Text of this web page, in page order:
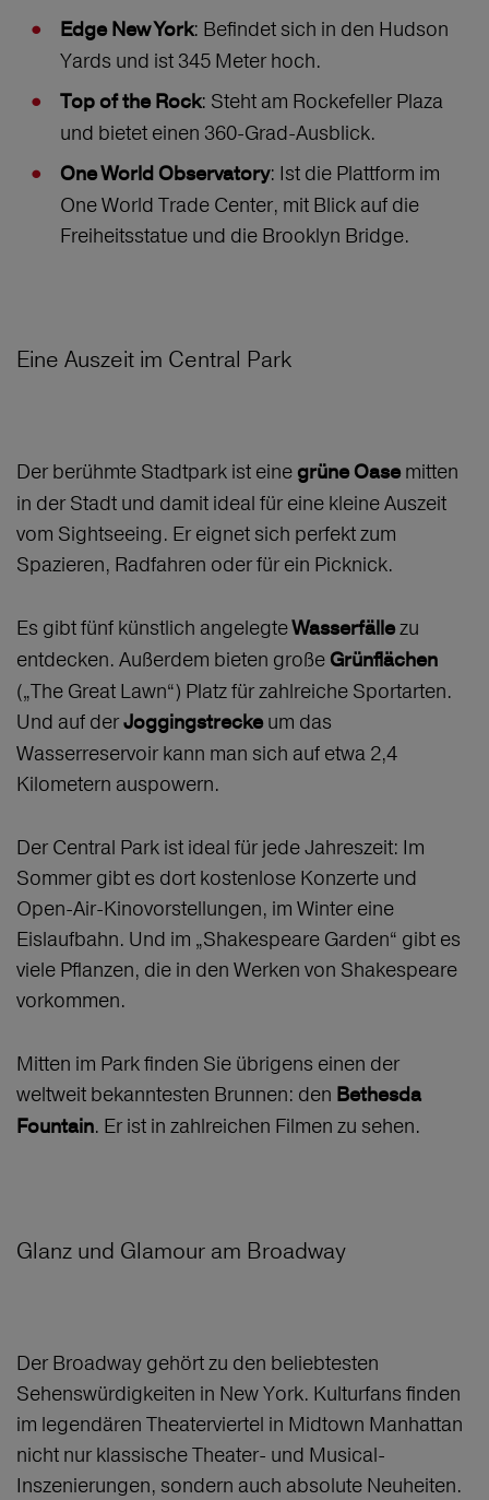
Edge New York: Befindet sich in den Hudson
Yards und ist 345 Meter hoch.
Top of the Rock: Steht am Rockefeller Plaza
und bietet einen 360-Grad-Ausblick.
One World Observatory: Ist die Plattform im
One World Trade Center, mit Blick auf die
Freiheitsstatue und die Brooklyn Bridge.
Eine Auszeit im Central Park
Der berühmte Stadtpark ist eine grüne Oasemitten
in der Stadt und damit ideal für eine kleine Auszeit
vom Sightseeing. Er eignet sich perfekt zum
Spazieren, Radfahren oder für ein Picknick.
Es gibt fünf künstlich angelegteWasserfällezu
entdecken. Außerdem bieten große Grünflächen
(„The Great Lawn“) Platz für zahlreiche Sportarten.
Und auf derJoggingstreckeum das
Wasserreservoir kann man sich auf etwa 2,4
Kilometern auspowern.
Der Central Park ist ideal für jede Jahreszeit: Im
Sommer gibt es dort kostenlose Konzerte und
Open-Air-Kinovorstellungen, im Winter eine
Eislaufbahn. Und im „Shakespeare Garden“ gibt es
viele Pflanzen, die in den Werken von Shakespeare
vorkommen.
Mitten im Park finden Sie übrigens einen der
weltweit bekanntesten Brunnen: den Bethesda
Fountain. Er ist in zahlreichen Filmen zu sehen.
Glanz und Glamour am Broadway
Der Broadway gehört zu den beliebtesten
Sehenswürdigkeiten in New York. Kulturfans finden
im legendären Theaterviertel in Midtown Manhattan
nicht nur klassische Theater- und Musical-
Inszenierungen, sondern auch absolute Neuheiten.